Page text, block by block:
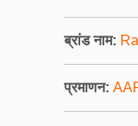
ब्रांड नाम:
प्रमाणन: